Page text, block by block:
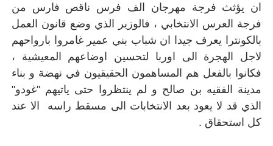
ان يؤثث فرجة مهرجان الف فرس ناقص فارس من
فرجة العرس الانتخابي ، فالوزير الذي وضع قانون العمل
بالكونترا يعرف جيدا ان شباب بني عمير غامروا بارواحهم
لاجل الهجرة الى اوربا لتحسين اوضاعهم المعيشية ،
فكانوا بالفعل هم المساهمون الحقيقيون في نهضة و بناء
مدينة الفقيه بن صالح و لم ينتظروا حتى ياتيهم "غودو"
الذي قد لا يعود بعد الانتخابات الى مسقط راسه الا عند
كل استحقاق .